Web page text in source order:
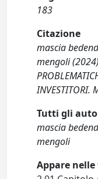
183
Citazione
mascia
mengoli
INVESTITORI.
Tutti gli
mascia
mengoli
Appare